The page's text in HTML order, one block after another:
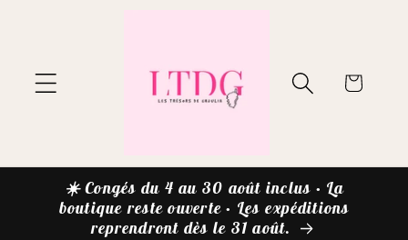
Panier
☀️ Congés du 4 au 30 août inclus • La
boutique reste ouverte • Les expéditions
reprendront dès le 31 août.